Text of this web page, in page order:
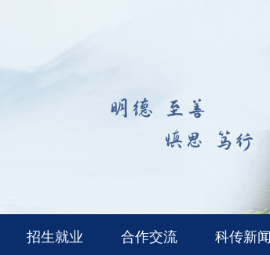
招生就业 合作交流 科传新闻